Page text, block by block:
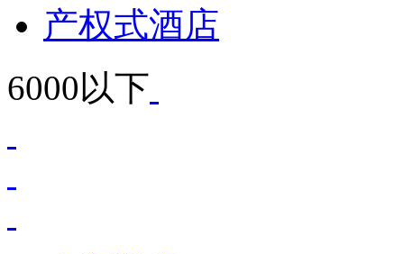
产权式酒店
6000以下